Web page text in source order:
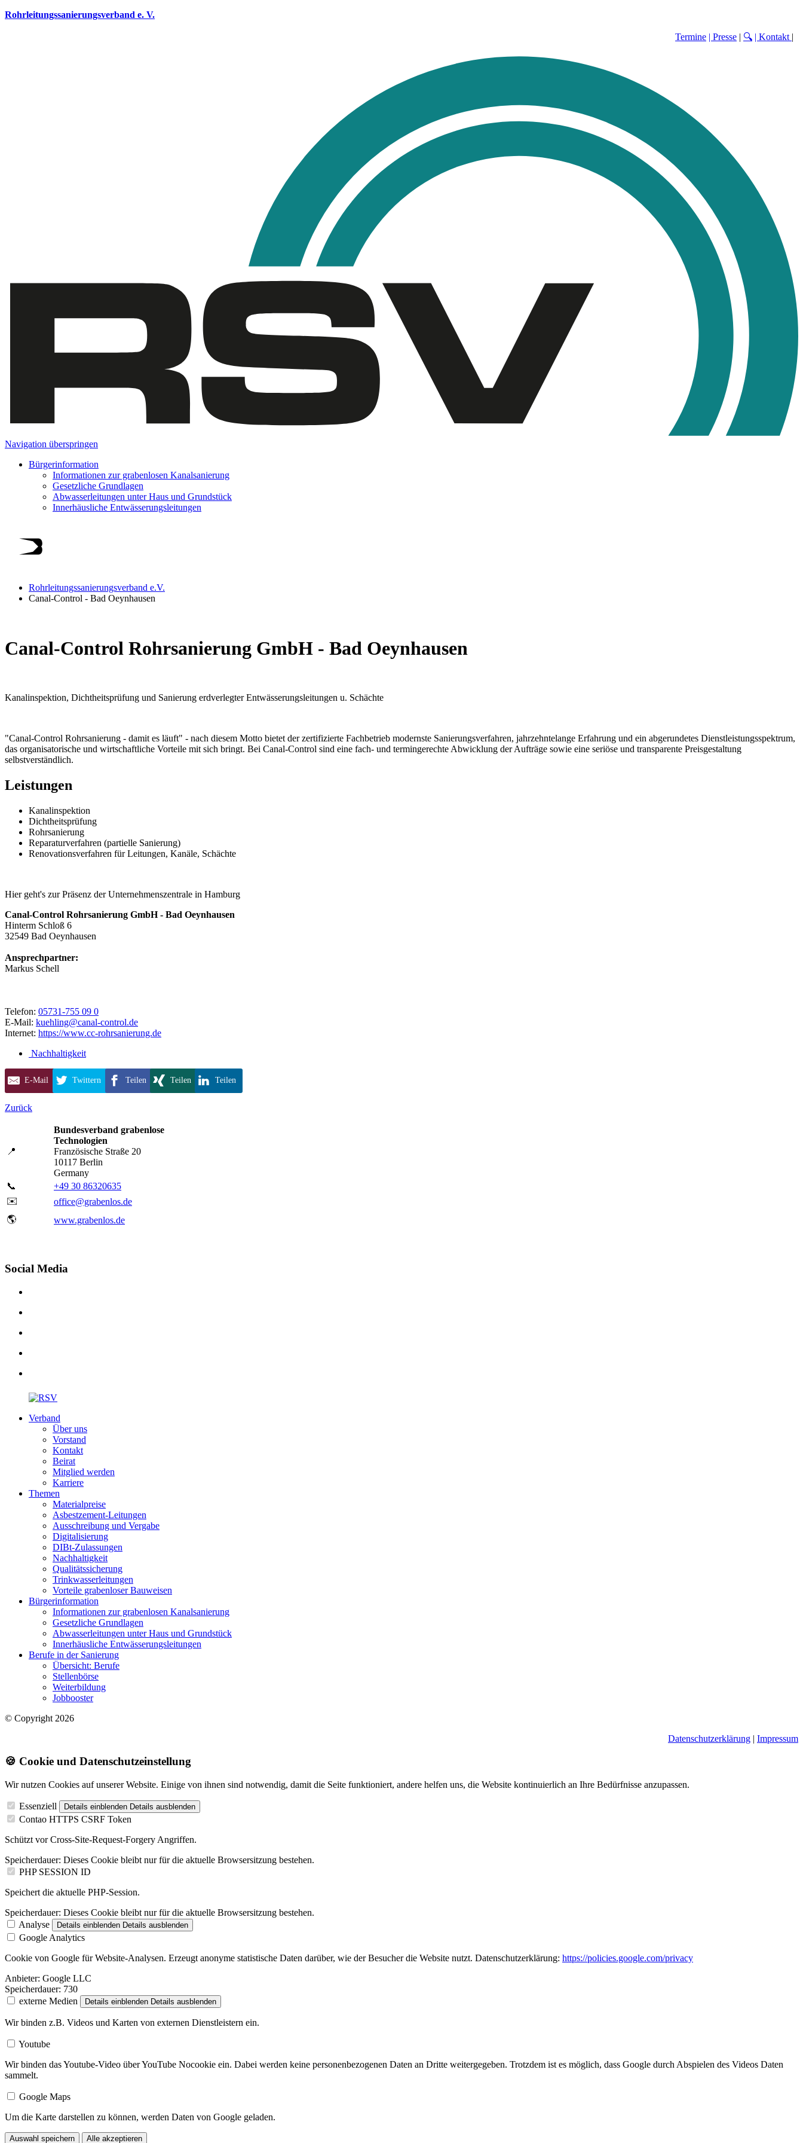
Rohrleitungssanierungsverband e. V.
Termine | Presse | 🔍 | Kontakt |
Navigation überspringen
Bürgerinformation
Informationen zur grabenlosen Kanalsanierung
Gesetzliche Grundlagen
Abwasserleitungen unter Haus und Grundstück
Innerhäusliche Entwässerungsleitungen
Rohrleitungssanierungsverband e.V.
Canal-Control - Bad Oeynhausen
Canal-Control Rohrsanierung GmbH - Bad Oeynhausen
Kanalinspektion, Dichtheitsprüfung und Sanierung erdverlegter Entwässerungsleitungen u. Schächte
"Canal-Control Rohrsanierung - damit es läuft" - nach diesem Motto bietet der zertifizierte Fachbetrieb modernste Sanierungsverfahren, jahrzehntelange Erfahrung und ein abgerundetes Dienstleistungsspektrum,
das organisatorische und wirtschaftliche Vorteile mit sich bringt. Bei Canal-Control sind eine fach- und termingerechte Abwicklung der Aufträge sowie eine seriöse und transparente Preisgestaltung
selbstverständlich.
Leistungen
Kanalinspektion
Dichtheitsprüfung
Rohrsanierung
Reparaturverfahren (partielle Sanierung)
Renovationsverfahren für Leitungen, Kanäle, Schächte
Hier geht's zur Präsenz der Unternehmenszentrale in Hamburg
Canal-Control Rohrsanierung GmbH - Bad Oeynhausen
Hinterm Schloß 6
32549 Bad Oeynhausen
Ansprechpartner:
Markus Schell
Telefon: 05731-755 09 0
E-Mail: kuehling@canal-control.de
Internet: https://www.cc-rohrsanierung.de
Nachhaltigkeit
E-Mail Twittern Teilen Teilen Teilen
Zurück
📍
Bundesverband grabenlose
Technologien
Französische Straße 20
10117 Berlin
Germany
📞
+49 30 86320635
✉️
office@grabenlos.de
🌎
www.grabenlos.de
Social Media
Verband
Über uns
Vorstand
Kontakt
Beirat
Mitglied werden
Karriere
Themen
Materialpreise
Asbestzement-Leitungen
Ausschreibung und Vergabe
Digitalisierung
DIBt-Zulassungen
Nachhaltigkeit
Qualitätssicherung
Trinkwasserleitungen
Vorteile grabenloser Bauweisen
Bürgerinformation
Informationen zur grabenlosen Kanalsanierung
Gesetzliche Grundlagen
Abwasserleitungen unter Haus und Grundstück
Innerhäusliche Entwässerungsleitungen
Berufe in der Sanierung
Übersicht: Berufe
Stellenbörse
Weiterbildung
Jobbooster
© Copyright 2026
Datenschutzerklärung | Impressum
🍪 Cookie und Datenschutzeinstellung
Wir nutzen Cookies auf unserer Website. Einige von ihnen sind notwendig, damit die Seite funktioniert, andere helfen uns, die Website kontinuierlich an Ihre Bedürfnisse anzupassen.
Essenziell Details einblenden Details ausblenden
Contao HTTPS CSRF Token
Schützt vor Cross-Site-Request-Forgery Angriffen.
Speicherdauer: Dieses Cookie bleibt nur für die aktuelle Browsersitzung bestehen.
PHP SESSION ID
Speichert die aktuelle PHP-Session.
Speicherdauer: Dieses Cookie bleibt nur für die aktuelle Browsersitzung bestehen.
Analyse
Details einblenden Details ausblenden
Google Analytics
Cookie von Google für Website-Analysen. Erzeugt anonyme statistische Daten darüber, wie der Besucher die Website nutzt. Datenschutzerklärung: https://policies.google.com/privacy
Anbieter: Google LLC
Speicherdauer: 730
externe Medien
Details einblenden Details ausblenden
Wir binden z.B. Videos und Karten von externen Dienstleistern ein.
Youtube
Wir binden das Youtube-Video über YouTube Nocookie ein. Dabei werden keine personenbezogenen Daten an Dritte weitergegeben. Trotzdem ist es möglich, dass Google durch Abspielen des Videos Daten
sammelt.
Google Maps
Um die Karte darstellen zu können, werden Daten von Google geladen.
Auswahl speichern Alle akzeptieren